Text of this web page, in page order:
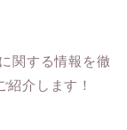
関する情報を徹
介します！